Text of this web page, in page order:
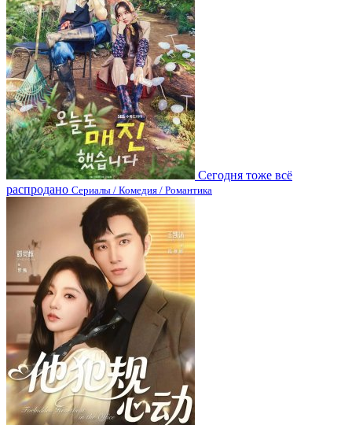
Сегодня тоже всё
распродано Сериалы / Комедия / Романтика